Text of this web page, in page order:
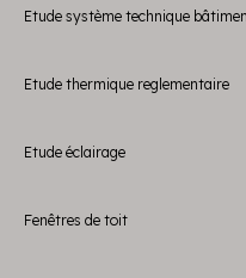
Etude système technique
Etude thermique reglementaire
Etude éclairage
Fenêtres de toit